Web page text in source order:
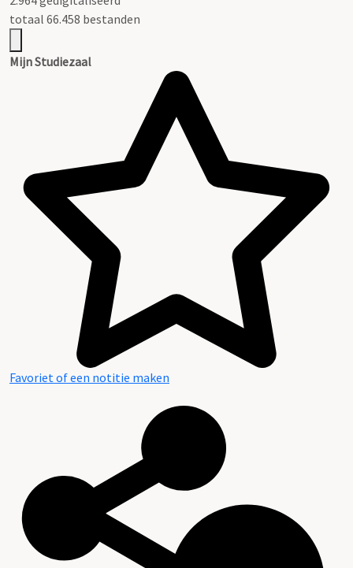
totaal 66.458 bestanden
Mijn Studiezaal
Favoriet of een notitie maken